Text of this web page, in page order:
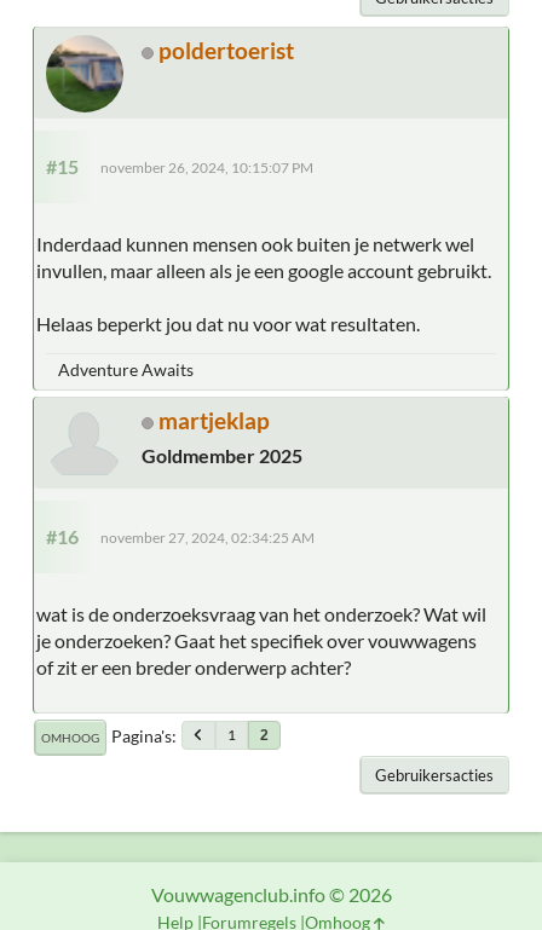
poldertoerist
#15 november 26, 2024, 10:15:07 PM
Inderdaad kunnen mensen ook buiten je netwerk wel
invullen, maar alleen als je een google account gebruikt.
Helaas beperkt jou dat nu voor wat resultaten.
Adventure Awaits
martjeklap
Goldmember 2025
#16 november 27, 2024, 02:34:25 AM
wat is de onderzoeksvraag van het onderzoek? Wat wil
je onderzoeken? Gaat het specifiek over vouwwagens
of zit er een breder onderwerp achter?
OMHOOG Pagina's 1 2
Gebruikersacties
Vouwwagenclub.info © 2026
Help Forumregels Omhoog